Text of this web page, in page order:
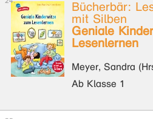
Bücherbär:
mit Silben
Geniale
Lesenlernen
Meyer, Sandra
Ab Klasse 1